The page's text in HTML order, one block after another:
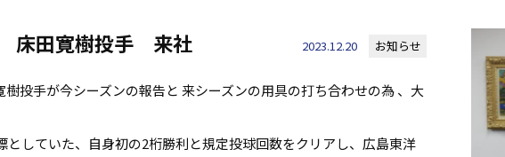
床田寛樹投手 来社 2023.12.20 お知らせ
樹投手が今シーズンの報告と 来シーズンの用具の打ち合わせの為 、大
としていた、自身初の2桁勝利と規定投球回数をクリアし、広島東洋